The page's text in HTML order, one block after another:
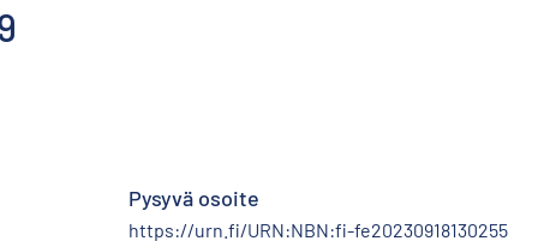
Pysyvä osoite
https://urn.fi/URN:NBN:fi-fe20230918130255